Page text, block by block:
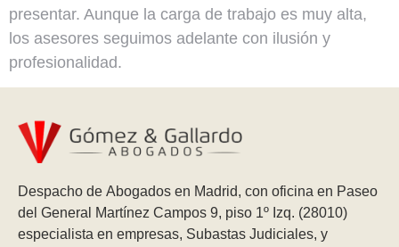
presentar. Aunque la carga de trabajo es muy alta,
los asesores seguimos adelante con ilusión y
profesionalidad.
Despacho de Abogados en Madrid, con oficina en Paseo
del General Martínez Campos 9, piso 1º Izq. (28010)
especialista en empresas, Subastas Judiciales, y